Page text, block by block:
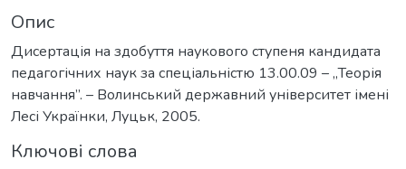
Опис
Дисертація на здобуття наукового ступеня кандидата
педагогічних наук за спеціальністю 13.00.09 – „Теорія
навчання”. – Волинський державний університет імені
Лесі Українки, Луцьк, 2005.
Ключові слова